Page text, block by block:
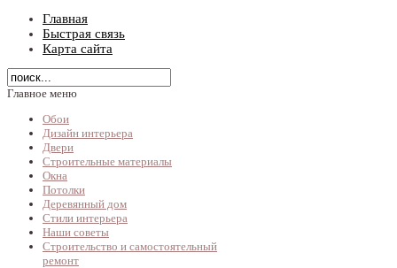
Главная
Быстрая связь
Карта сайта
Главное меню
Обои
Дизайн интерьера
Двери
Строительные материалы
Окна
Потолки
Деревянный дом
Стили интерьера
Наши советы
Строительство и самостоятельный
ремонт